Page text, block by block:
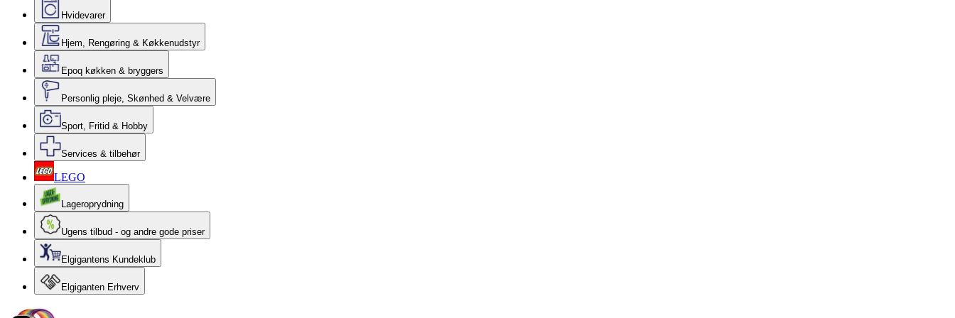
Hvidevarer
Hjem, Rengøring & Køkkenudstyr
Epoq køkken & bryggers
Personlig pleje, Skønhed & Velvære
Sport, Fritid & Hobby
Services & tilbehør
LEGO
Lageroprydning
Ugens tilbud - og andre gode priser
Elgigantens Kundeklub
Elgiganten Erhverv